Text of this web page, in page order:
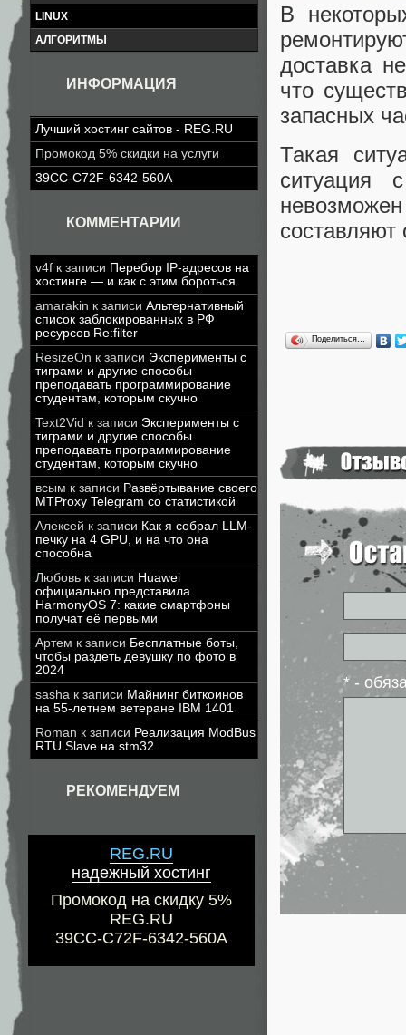
LINUX
АЛГОРИТМЫ
ИНФОРМАЦИЯ
Лучший хостинг сайтов - REG.RU
Промокод 5% скидки на услуги
39CC-C72F-6342-560A
КОММЕНТАРИИ
v4f к записи Перебор IP-адресов на
хостинге — и как с этим бороться
amarakin к записи Альтернативный
список заблокированных в РФ
ресурсов Re:filter
ResizeOn к записи Эксперименты с
тиграми и другие способы
преподавать программирование
студентам, которым скучно
Text2Vid к записи Эксперименты с
тиграми и другие способы
преподавать программирование
студентам, которым скучно
всым к записи Развёртывание своего
MTProxy Telegram со статистикой
Алексей к записи Как я собрал LLM-
печку на 4 GPU, и на что она
способна
Любовь к записи Huawei
официально представила
HarmonyOS 7: какие смартфоны
получат её первыми
Артем к записи Бесплатные боты,
чтобы раздеть девушку по фото в
2024
sasha к записи Майнинг биткоинов
на 55-летнем ветеране IBM 1401
Roman к записи Реализация ModBus
RTU Slave на stm32
РЕКОМЕНДУЕМ
REG.RU
надежный хостинг
Промокод на скидку 5%
REG.RU
39CC-C72F-6342-560A
В
доставка
что
запасных
Такая
ситуация
Поделиться…
* -